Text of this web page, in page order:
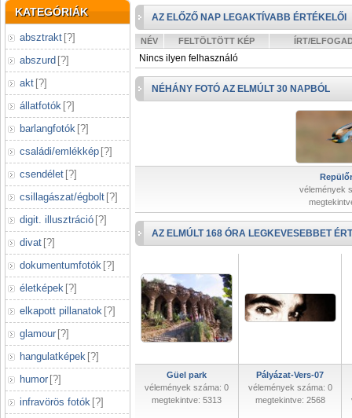
KATEGÓRIÁK
absztrakt [?]
abszurd [?]
akt [?]
állatfotók [?]
barlangfotók [?]
családi/emlékkép [?]
csendélet [?]
csillagászat/égbolt [?]
digit. illusztráció [?]
divat [?]
dokumentumfotók [?]
életképek [?]
elkapott pillanatok [?]
glamour [?]
hangulatképek [?]
humor [?]
infravörös fotók [?]
AZ ELŐZŐ NAP LEGAKTÍVABB ÉRTÉKELŐI
NÉV FELTÖLTÖTT KÉP ÍRT/
Nincs ilyen felhasználó
NÉHÁNY FOTÓ AZ ELMÚLT 30 NAPBÓL
vélemények
AZ ELMÚLT 168 ÓRA LEGKEVESEBBET
Güel park
vélemények száma: 0
megtekintve: 5313
Pályázat-Vers-07
vélemények száma: 0
megtekintve: 2568